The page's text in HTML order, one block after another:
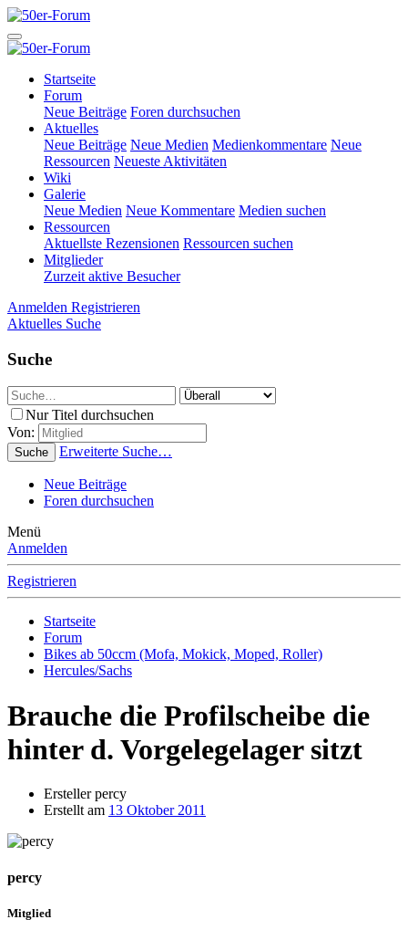
Startseite
Forum
Neue Beiträge Foren durchsuchen
Aktuelles
Neue Beiträge Neue Medien Medienkommentare Neue
Ressourcen Neueste Aktivitäten
Wiki
Galerie
Neue Medien Neue Kommentare Medien suchen
Ressourcen
Aktuellste Rezensionen Ressourcen suchen
Mitglieder
Zurzeit aktive Besucher
Anmelden Registrieren
Aktuelles Suche
Suche
Nur Titel durchsuchen
Von:
Suche Erweiterte Suche…
Neue Beiträge
Foren durchsuchen
Menü
Anmelden
Registrieren
Startseite
Forum
Bikes ab 50ccm (Mofa, Mokick, Moped, Roller)
Hercules/Sachs
Brauche die Profilscheibe die
hinter d. Vorgelegelager sitzt
Erstellerpercy
Erstellt am 13 Oktober 2011
percy
Mitglied